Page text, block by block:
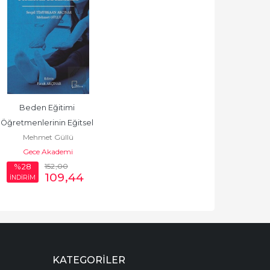
Beden Eğitimi
Öğretmenlerinin Eğitsel
Oyun Oynatma
Mehmet Güllü
Gece Akademi
%28
İNDİRİM
152,00
109,44
KATEGORILER